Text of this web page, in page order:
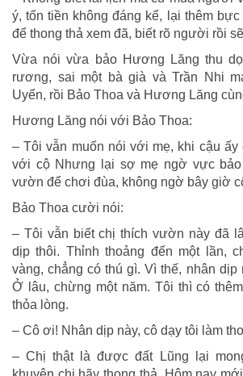
ý, tốn tiền không đáng kể, lại thêm
để thong thả xem đã, biết rõ người rồi
Vừa nói vừa bảo Hương Lăng thu
rương, sai một bà già và Trần Nhi
Uyển, rồi Bảo Thoa và Hương Lăng
Hương Lăng nói với Bảo Thoa:
– Tôi vẫn muốn nói với mẹ, khi cậu
với cộ Nhưng lại sợ mẹ ngờ vực
vườn để chơi đùa, không ngờ bây giờ
Bảo Thoa cười nói:
– Tôi vẫn biết chị thích vườn này đã
dịp thôi. Thỉnh thoảng đến một lần,
vàng, chẳng có thú gì. Vì thế, nhân dịp
Ở lâu, chừng một năm. Tôi thì có
thỏa lòng.
– Cô ơi! Nhân dịp này, cô dạy tôi làm
– Chị thật là được đất Lũng lại